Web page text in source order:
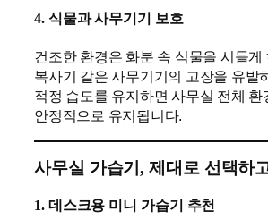
4. 식물과 사무기기 보호
건조한 환경은 화분 속 식물을 시들게
복사기 같은 사무기기의 고장을 유발
적정 습도를 유지하면 사무실 전체 환
안정적으로 유지됩니다.
사무실 가습기, 제대로 선택하
1. 데스크용 미니 가습기 추천